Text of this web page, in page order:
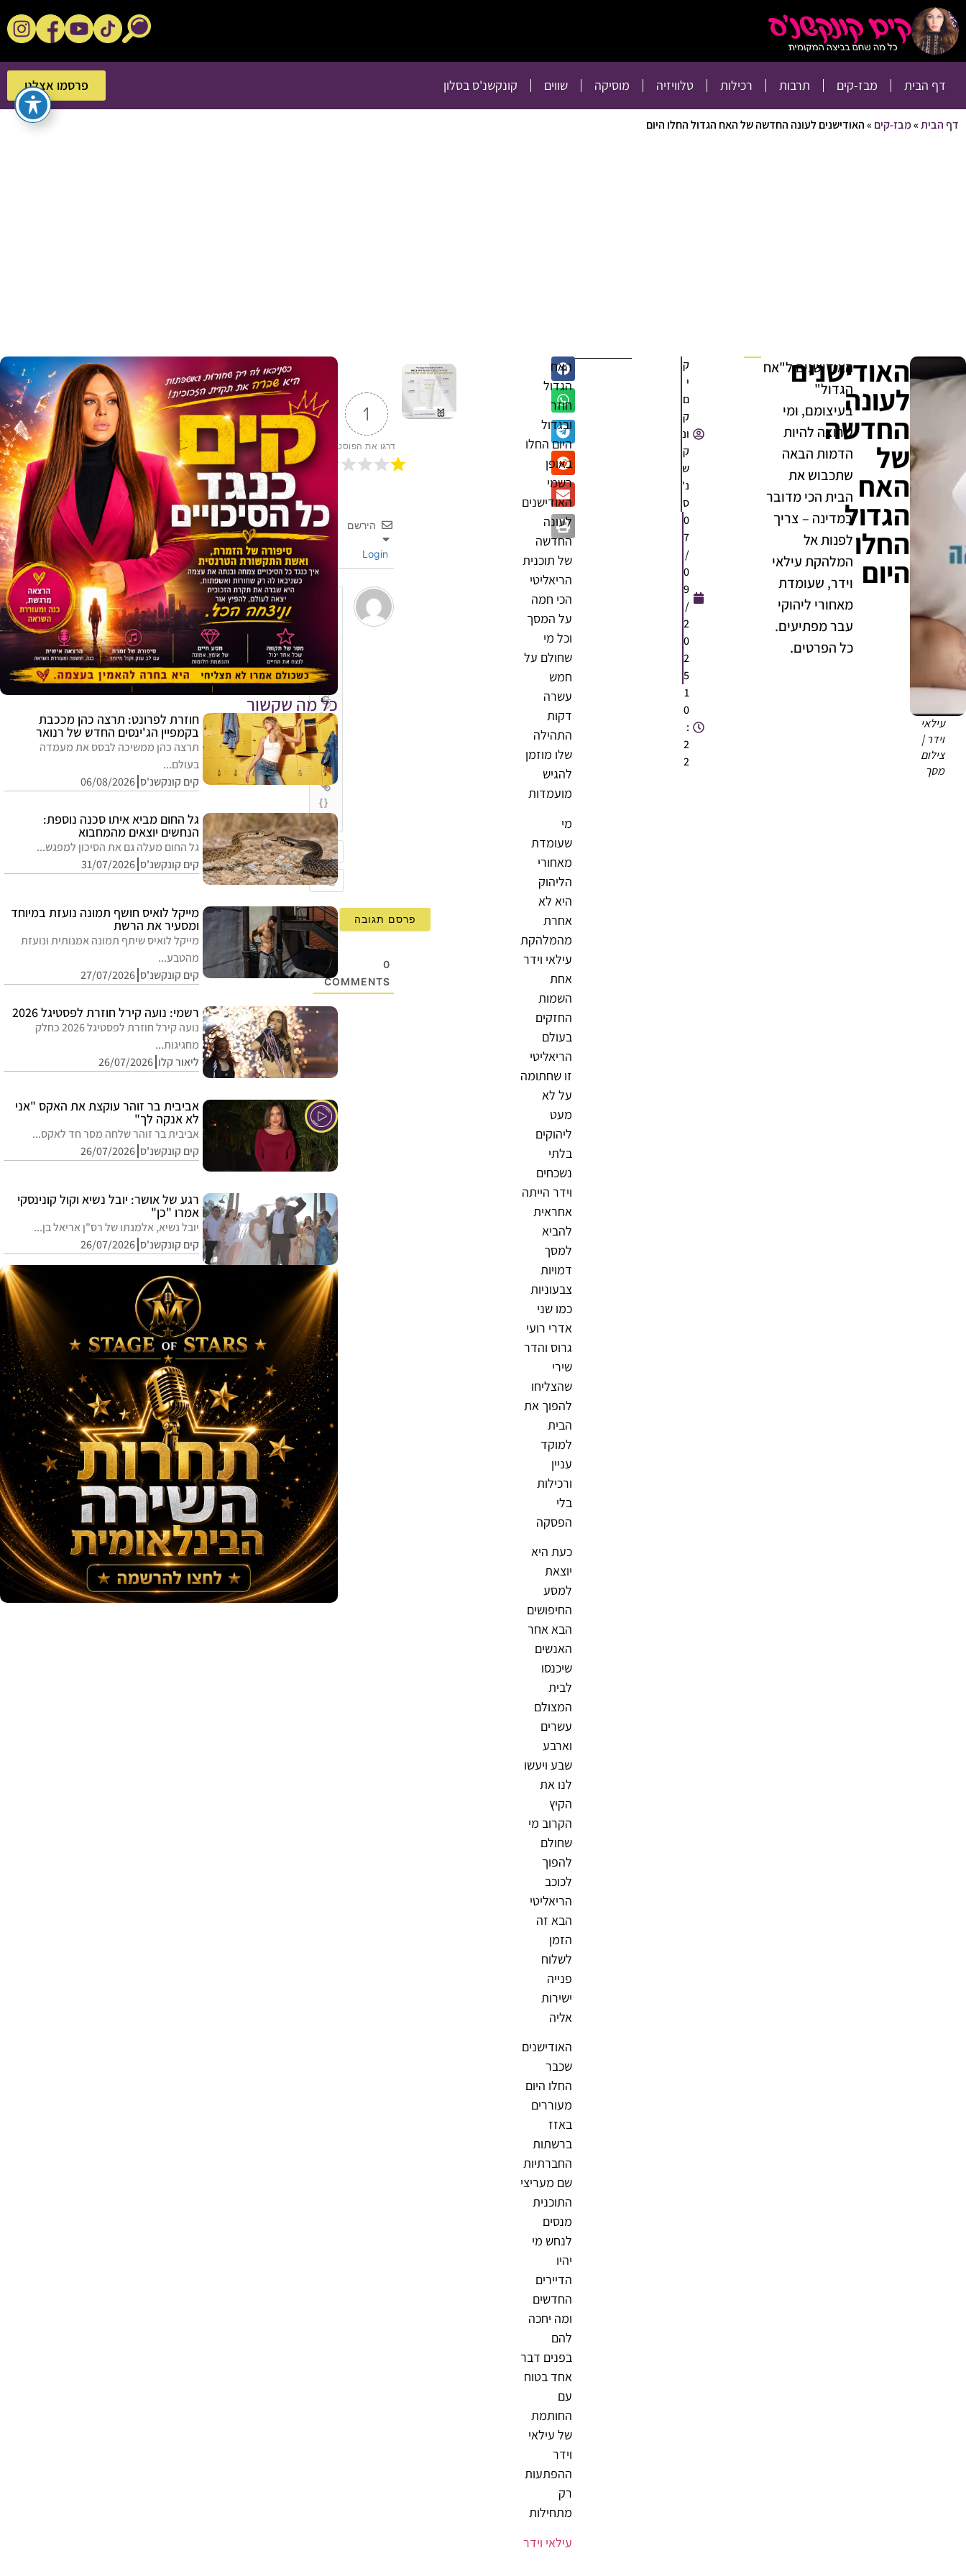
דף הבית מבז-קים תרבות רכילות טלוויזיה מוסיקה שווים קונקשנ'ס בסלון פרסמו אצלנו
פרסמו אצלנו
דף הבית»מבז-קים »האודישנים לעונה החדשה של האח הגדול החלו היום
עילאי
וידר |
צילום
מסך
האודישנים
לעונה
החדשה
של
האח
הגדול
החלו
היום
האודישנים ל"אח
הגדול"
בעיצומם, ומי
שרוצה להיות
הדמות הבאה
שתכבוש את
הבית הכי מדובר
במדינה – צריך
לפנות אל
המלהקת עילאי
וידר, שעומדת
מאחורי ליהוקי
עבר מפתיעים.
כל הפרטים.
ק
י
ם
ק
ונ
ק
ש
נ'
ס
0
7
/
0
9
/
2
0
2
5
1
0
:
2
2
האח
הגדול
חוזר
ובגדול
היום החלו
באופן
רשמי
האודישנים
לעונה
החדשה
של תוכנית
הריאליטי
הכי חמה
על המסך
וכל מי
שחולם על
חמש
עשרה
דקות
התהילה
שלו מוזמן
להגיש
מועמדות
מי
שעומדת
מאחורי
הליהוק
היא לא
אחרת
מהמלהקת
עילאי וידר
אחת
השמות
החזקים
בעולם
הריאליטי
זו שחתומה
על לא
מעט
ליהוקים
בלתי
נשכחים
וידר הייתה
אחראית
להביא
למסך
דמויות
צבעוניות
כמו שני
אדרי רועי
גרוס והדר
שירי
שהצליחו
להפוך את
הבית
למוקד
עניין
ורכילות
בלי
הפסקה
כעת היא
יוצאת
למסע
החיפושים
הבא אחר
האנשים
שיכנסו
לבית
המצולם
עשרים
וארבע
שבע ויעשו
לנו את
הקיץ
הקרוב מי
שחולם
להפוך
לכוכב
הריאליטי
הבא זה
הזמן
לשלוח
פנייה
ישירות
אליה
האודישנים
שכבר
החלו היום
מעוררים
באזז
ברשתות
החברתיות
שם מעריצי
התוכנית
מנסים
לנחש מי
יהיו
הדיירים
החדשים
ומה יחכה
להם
בפנים דבר
אחד בטוח
עם
החותמת
של עילאי
וידר
ההפתעות
רק
מתחילות
עילאי וידר
1
דרגו את הפוסט
הירשם
{}
[+]
שם
0
COMMENTS
כל מה שקשור
חוזרת לפרונט: תרצה כהן מככבת
בקמפיין הג'ינסים החדש של רנואר
תרצה כהן ממשיכה לבסס את מעמדה
בעולם...
קים קונקשנ'ס 06/08/2026
גל החום מביא איתו סכנה נוספת:
הנחשים יוצאים מהמחבוא
גל החום מעלה גם את הסיכון למפגש...
קים קונקשנ'ס 31/07/2026
מייקל לואיס חושף תמונה נועזת במיוחד
ומסעיר את הרשת
מייקל לואיס שיתף תמונה אמנותית ונועזת
מהטבע...
קים קונקשנ'ס 27/07/2026
רשמי: נועה קירל חוזרת לפסטיגל 2026
נועה קירל חוזרת לפסטיגל 2026 כחלק
מחגיגות...
ליאור קלו 26/07/2026
אביבית בר זוהר עוקצת את האקס "אני
לא אנקה לך"
אביבית בר זוהר שלחה מסר חד לאקס...
קים קונקשנ'ס 26/07/2026
רגע של אושר: יובל נשיא וקול קונינסקי
אמרו "כן"
יובל נשיא, אלמנתו של רס"ן אריאל בן...
קים קונקשנ'ס 26/07/2026